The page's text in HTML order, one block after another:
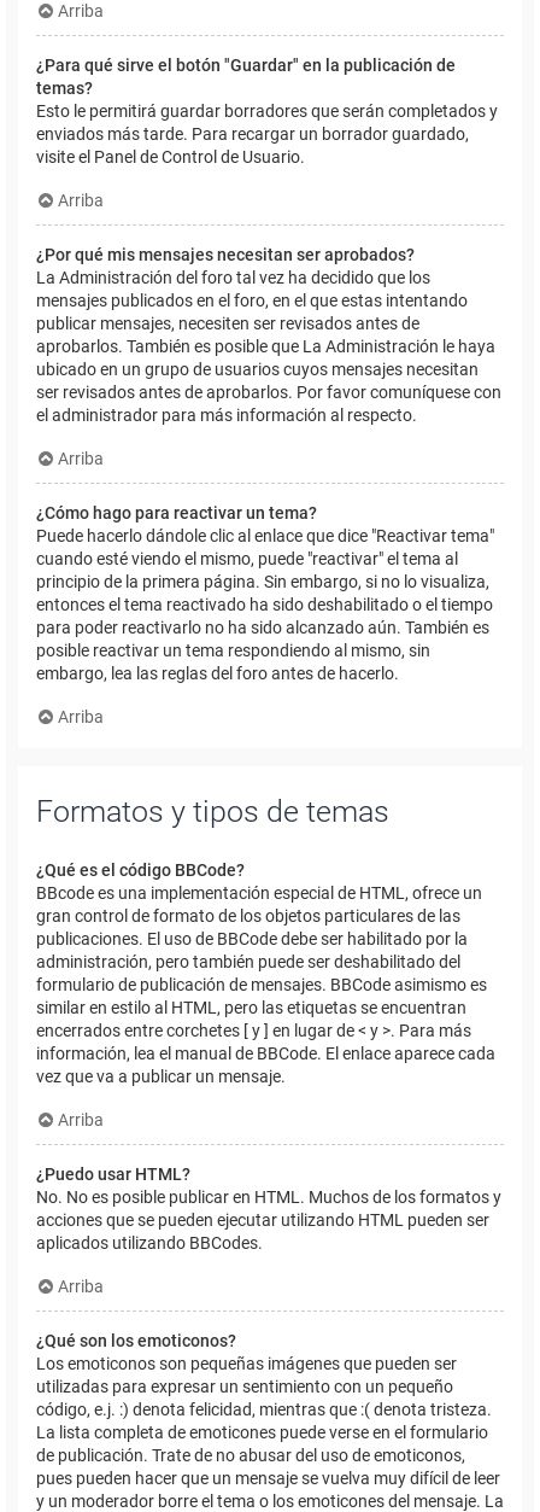
Arriba
¿Para qué sirve el botón "Guardar" en la publicación de
temas?
Esto le permitirá guardar borradores que serán completados y
enviados más tarde. Para recargar un borrador guardado,
visite el Panel de Control de Usuario.
Arriba
¿Por qué mis mensajes necesitan ser aprobados?
La Administración del foro tal vez ha decidido que los
mensajes publicados en el foro, en el que estas intentando
publicar mensajes, necesiten ser revisados antes de
aprobarlos. También es posible que La Administración le haya
ubicado en un grupo de usuarios cuyos mensajes necesitan
ser revisados antes de aprobarlos. Por favor comuníquese con
el administrador para más información al respecto.
Arriba
¿Cómo hago para reactivar un tema?
Puede hacerlo dándole clic al enlace que dice "Reactivar tema"
cuando esté viendo el mismo, puede "reactivar" el tema al
principio de la primera página. Sin embargo, si no lo visualiza,
entonces el tema reactivado ha sido deshabilitado o el tiempo
para poder reactivarlo no ha sido alcanzado aún. También es
posible reactivar un tema respondiendo al mismo, sin
embargo, lea las reglas del foro antes de hacerlo.
Arriba
Formatos y tipos de temas
¿Qué es el código BBCode?
BBcode es una implementación especial de HTML, ofrece un
gran control de formato de los objetos particulares de las
publicaciones. El uso de BBCode debe ser habilitado por la
administración, pero también puede ser deshabilitado del
formulario de publicación de mensajes. BBCode asimismo es
similar en estilo al HTML, pero las etiquetas se encuentran
encerrados entre corchetes [ y ] en lugar de < y >. Para más
información, lea el manual de BBCode. El enlace aparece cada
vez que va a publicar un mensaje.
Arriba
¿Puedo usar HTML?
No. No es posible publicar en HTML. Muchos de los formatos y
acciones que se pueden ejecutar utilizando HTML pueden ser
aplicados utilizando BBCodes.
Arriba
¿Qué son los emoticonos?
Los emoticonos son pequeñas imágenes que pueden ser
utilizadas para expresar un sentimiento con un pequeño
código, e.j. :) denota felicidad, mientras que :( denota tristeza.
La lista completa de emoticones puede verse en el formulario
de publicación. Trate de no abusar del uso de emoticonos,
pues pueden hacer que un mensaje se vuelva muy difícil de leer
y un moderador borre el tema o los emoticones del mensaje. La